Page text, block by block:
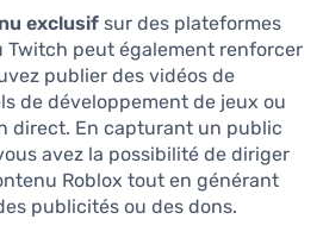
exclusif sur des plateformes
Twitch peut également renforcer
publier des vidéos de
de développement de jeux ou
direct. En capturant un public
avez la possibilité de diriger
Roblox tout en générant
publicités ou des dons.